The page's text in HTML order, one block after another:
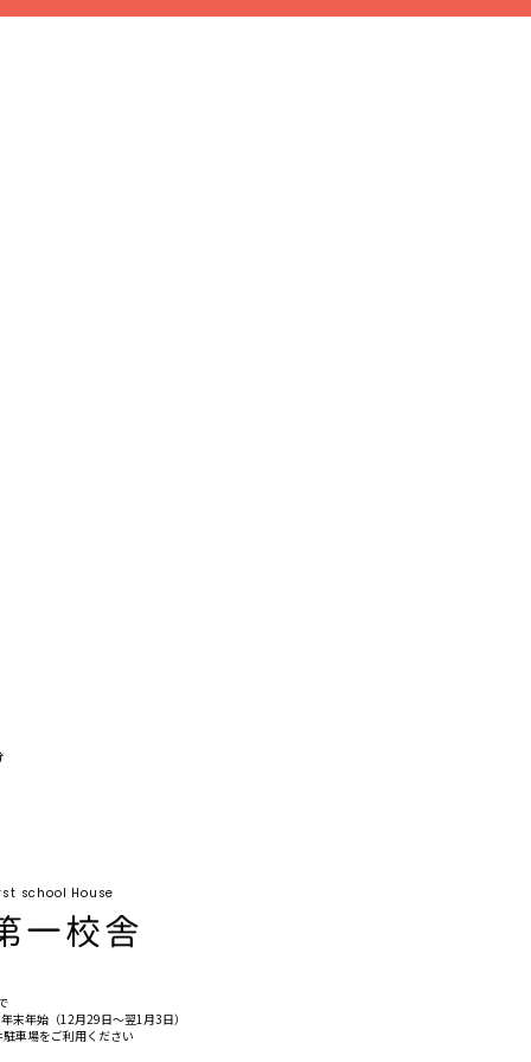
school House
末年始（12月29日〜翌1月3日）
車場をご利用ください